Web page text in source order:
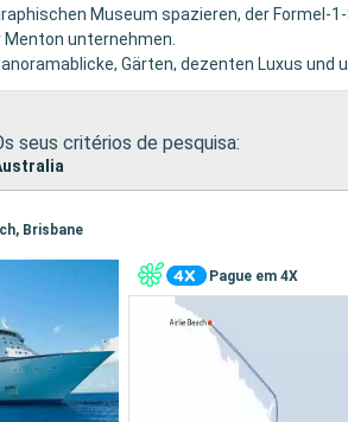
Museum spazieren, der Formel-
unternehmen.
Gärten, dezenten Luxus und
seus critérios de pesquisa:
Brisbane
Pague em 4X